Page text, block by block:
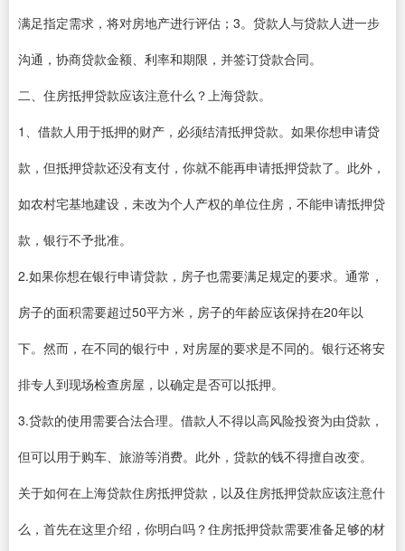
满足指定需求，将对房地产进行评估；3。贷款人与贷款人进一步
沟通，协商贷款金额、利率和期限，并签订贷款合同。
二、住房抵押贷款应该注意什么？上海贷款。
1、借款人用于抵押的财产，必须结清抵押贷款。如果你想申请贷
款，但抵押贷款还没有支付，你就不能再申请抵押贷款了。此外，
如农村宅基地建设，未改为个人产权的单位住房，不能申请抵押贷
款，银行不予批准。
2.如果你想在银行申请贷款，房子也需要满足规定的要求。通常，
房子的面积需要超过50平方米，房子的年龄应该保持在20年以
下。然而，在不同的银行中，对房屋的要求是不同的。银行还将安
排专人到现场检查房屋，以确定是否可以抵押。
3.贷款的使用需要合法合理。借款人不得以高风险投资为由贷款，
但可以用于购车、旅游等消费。此外，贷款的钱不得擅自改变。
关于如何在上海贷款住房抵押贷款，以及住房抵押贷款应该注意什
么，首先在这里介绍，你明白吗？住房抵押贷款需要准备足够的材